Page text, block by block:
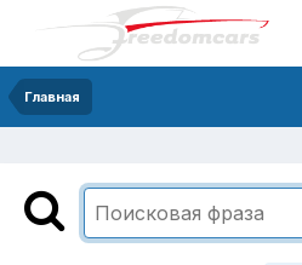
Главная